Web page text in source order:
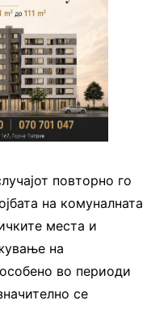
повторно го
на комуналната
места и
на
во периоди
се